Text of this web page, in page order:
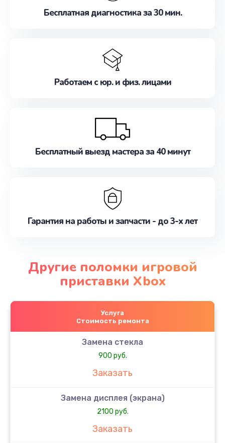
Бесплатная диагностика за 30 мин.
Работаем с юр. и физ. лицами
Бесплатный выезд мастера за 40 минут
Гарантия на работы и запчасти - до 3-х лет
Другие поломки игровой
приставки Xbox
Услуга
Стоимость ремонта
Замена стекла
900 руб.
Заказать
Замена дисплея (экрана)
2100 руб.
Заказать